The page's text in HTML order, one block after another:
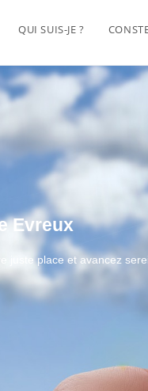
QUI SUIS-JE ?
Evreux
juste place et avancez